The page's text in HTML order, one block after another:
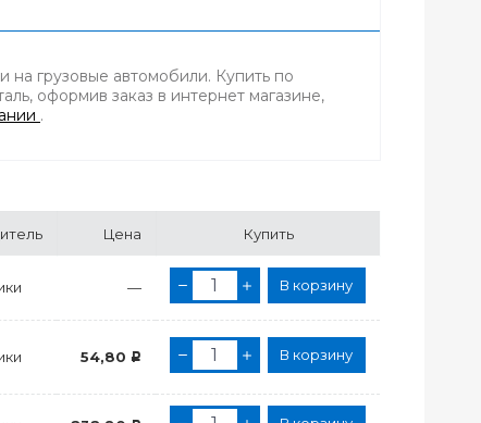
на грузовые автомобили. Купить по
оформив заказ в интернет магазине,
.
Цена Купить
— В корзину
54,80 Р В корзину